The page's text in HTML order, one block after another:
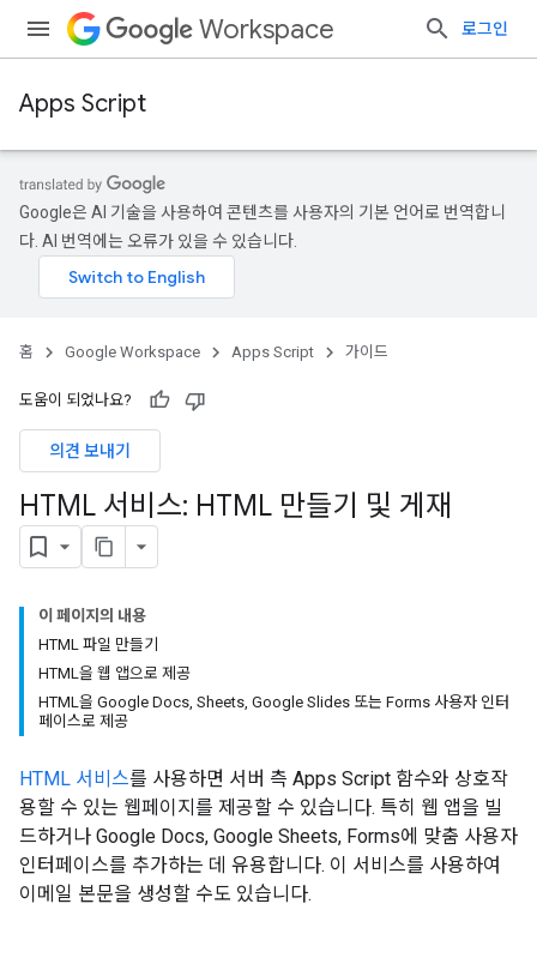
Workspace 로그인
Apps Script
Google은 AI 기술을 사용하여 콘텐츠를 사용자의 기본 언어로 번역합니
다. AI 번역에는 오류가 있을 수 있습니다.
홈 Google Workspace Apps Script 가이드
도움이 되었나요?
의견 보내기
HTML 서비스: HTML 만들기 및 게재
이 페이지의 내용
HTML 파일 만들기
HTML을 웹 앱으로 제공
HTML을 Google Docs, Sheets, Google Slides 또는 Forms 사용자 인터
페이스로 제공
HTML 서비스를 사용하면 서버 측 Apps Script 함수와 상호작
용할 수 있는 웹페이지를 제공할 수 있습니다. 특히 웹 앱을 빌
드하거나 Google Docs, Google Sheets, Forms에 맞춤 사용자
인터페이스를 추가하는 데 유용합니다. 이 서비스를 사용하여
이메일 본문을 생성할 수도 있습니다.